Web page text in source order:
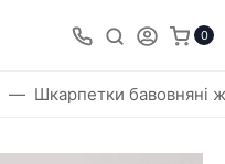
0
Шкарпетки бавовняні